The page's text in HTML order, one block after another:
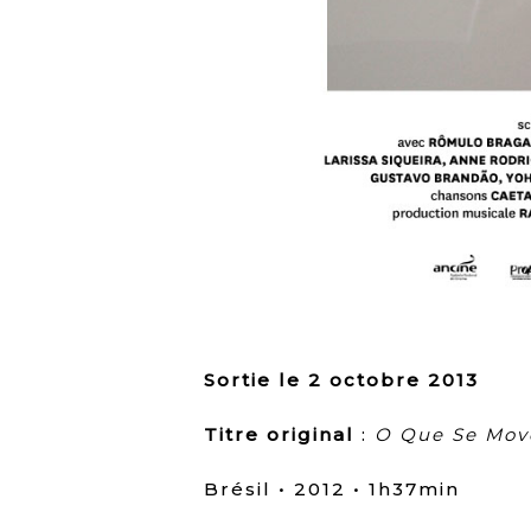
Sortie le 2 octobre 2013
Titre original : O Que Se
Brésil • 2012 • 1h37min